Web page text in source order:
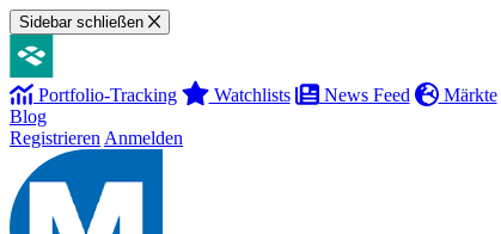
Sidebar schließen
Portfolio-Tracking Watchlists News Feed Märkte
Blog
Registrieren Anmelden